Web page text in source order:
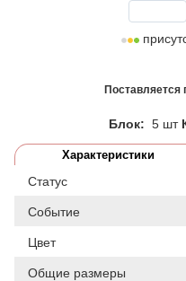
Поставляется
Блок: 5 шт
Характеристики
Статус
Событие
Цвет
Общие размеры